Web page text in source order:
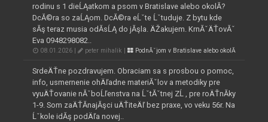
rodinu s 1 dieĹĄatkom a psom v Bratislave alebo okolĂ­?
DcĂ©ra so zaĹĄom. DcĂ©ra eĹˇte Ĺˇtuduje. Z bytu kde
sĂş teraz musia odĂ­sĹĄ do jĂşla. ÄŽakujem. KrnĂˇÄŤovĂˇ
Eva 0948298082..
08.01.2026 | peter mihalik | PodnĂˇjom v Bratislave alebo okolĂ­
SrdeÄŤne pozdravujem. Obraciam sa s prosbou o pomoc,
info, usmernenie ohÄľadne materiĂˇlov a metodiky pre
vyuÄŤovanie nĂˇboĹľenstva na ĹˇtĂˇtnej ZĹ , pre roÄŤnĂ­ky
1-9. Som zaÄŤĂ­najĂşci uÄŤiteÄľ bez praxe, vo veku 56r. Na
Ĺˇkole idĂş podÄľa novej..